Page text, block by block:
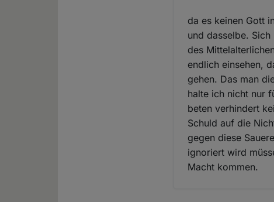
da es keinen Gott
und dasselbe.
des
endlich einsehen,
gehen. Das man
halte ich nicht nur
beten verhindert
Schuld auf die
gegen diese
ignoriert wird
Macht kommen.